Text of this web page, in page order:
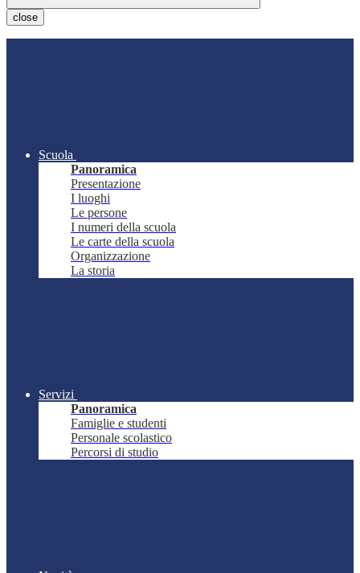
close
Scuola
Panoramica
Presentazione
I luoghi
Le persone
I numeri della scuola
Le carte della scuola
Organizzazione
La storia
Servizi
Panoramica
Famiglie e studenti
Personale scolastico
Percorsi di studio